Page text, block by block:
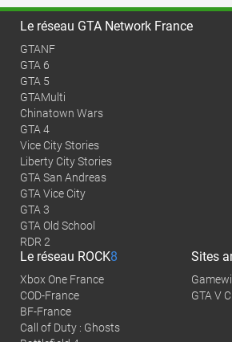
Le réseau GTA Network France
GTANF
GTA 6
GTA 5
GTAMulti
Chinatown Wars
GTA 4
Vice City Stories
Liberty City Stories
GTA San Andreas
GTA Vice City
GTA 3
GTA Old School
RDR 2
Le réseau ROCK8
Xbox One France
COD-France
BF-France
Call of Duty : Ghosts
Sites
GTA V